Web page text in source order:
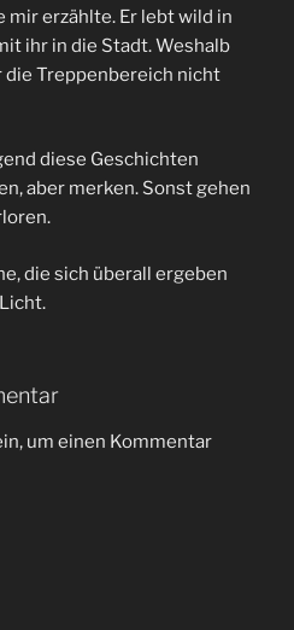
mir erzählte. Er lebt wild in
ihr in die Stadt. Weshalb
die Treppenbereich nicht
diese Geschichten
aber merken. Sonst gehen
die sich überall ergeben
um einen Kommentar